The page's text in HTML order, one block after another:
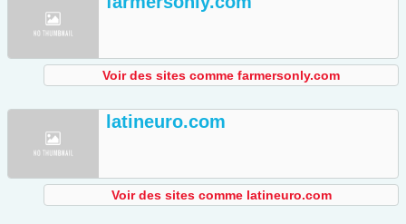
Voir des sites comme farmersonly.com
latineuro.com
Voir des sites comme latineuro.com